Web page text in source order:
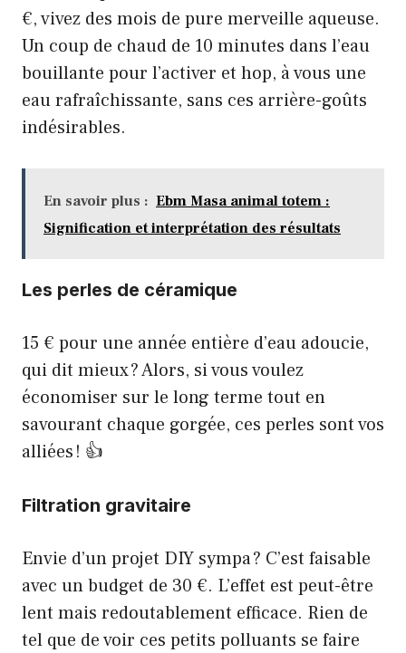
€, vivez des mois de pure merveille aqueuse.
Un coup de chaud de 10 minutes dans l’eau
bouillante pour l’activer et hop, à vous une
eau rafraîchissante, sans ces arrière-goûts
indésirables.
En savoir plus : Ebm Masa animal totem :
Signification et interprétation des résultats
Les perles de céramique
15 € pour une année entière d’eau adoucie,
qui dit mieux ? Alors, si vous voulez
économiser sur le long terme tout en
savourant chaque gorgée, ces perles sont vos
alliées ! 👍
Filtration gravitaire
Envie d’un projet DIY sympa ? C’est faisable
avec un budget de 30 €. L’effet est peut-être
lent mais redoutablement efficace. Rien de
tel que de voir ces petits polluants se faire